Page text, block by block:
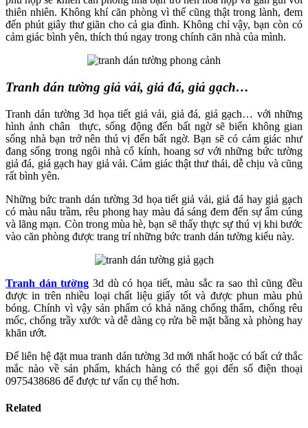
thiên nhiên. Không khí căn phòng vì thế cũng thật trong lành, đem
đến phút giây thư giãn cho cả gia đình. Không chỉ vậy, bạn còn có
cảm giác bình yên, thích thú ngay trong chính căn nhà của mình.
Tranh dán tường giả vải, giả đá, giả gạch…
Tranh dán tường 3d họa tiết giả vải, giả đá, giả gạch… với những
hình ảnh chân thực, sống động đến bất ngờ sẽ biến không gian
sống nhà bạn trở nên thú vị đến bất ngờ. Bạn sẽ có cảm giác như
đang sống trong ngôi nhà cổ kính, hoang sơ với những bức tường
giả đá, giá gạch hay giả vải. Cảm giác thật thư thái, dễ chịu và cũng
rất bình yên.
Những bức tranh dán tường 3d họa tiết giả vải, giả đá hay giả gạch
có màu nâu trầm, rêu phong hay màu đá sáng đem đến sự ấm cúng
và lãng mạn. Còn trong mùa hè, bạn sẽ thấy thực sự thú vị khi bước
vào căn phòng được trang trí những bức tranh dán tường kiểu này.
Tranh dán tường 3d dù có họa tiết, màu sắc ra sao thì cũng đều
được in trên nhiều loại chất liệu giấy tốt và được phun màu phủ
bóng. Chính vì vậy sản phẩm có khả năng chống thấm, chống rêu
mốc, chống trầy xước và dễ dàng cọ rửa bề mặt bằng xà phòng hay
khăn ướt.
Để liên hệ đặt mua tranh dán tường 3d mới nhất hoặc có bất cứ thắc
mắc nào về sản phẩm, khách hàng có thể gọi đến số điện thoại
0975438686 để được tư vấn cụ thể hơn.
Related